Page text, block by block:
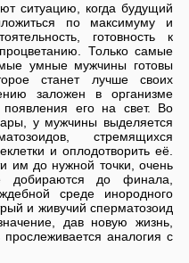
ситуацию, когда будущий
по максимуму и
готовность к
Только самые
умные мужчины готовы
станет лучше своих
заложен в организме
его на свет. Во
у мужчины выделяется
стремящихся
и оплодотворить её.
им до нужной точки, очень
до финала,
среде инородного
и живучий сперматозоид
дав новую жизнь,
прослеживается аналогия с